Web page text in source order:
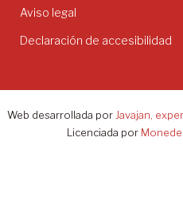
Aviso legal
Declaración de accesibilidad
Web desarrollada por Javajan,
Licenciada por